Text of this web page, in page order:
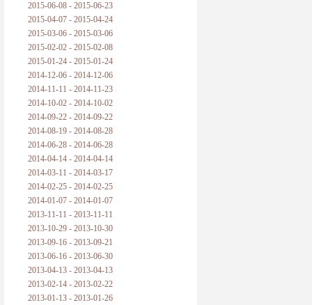
2015-06-08 - 2015-06-23
2015-04-07 - 2015-04-24
2015-03-06 - 2015-03-06
2015-02-02 - 2015-02-08
2015-01-24 - 2015-01-24
2014-12-06 - 2014-12-06
2014-11-11 - 2014-11-23
2014-10-02 - 2014-10-02
2014-09-22 - 2014-09-22
2014-08-19 - 2014-08-28
2014-06-28 - 2014-06-28
2014-04-14 - 2014-04-14
2014-03-11 - 2014-03-17
2014-02-25 - 2014-02-25
2014-01-07 - 2014-01-07
2013-11-11 - 2013-11-11
2013-10-29 - 2013-10-30
2013-09-16 - 2013-09-21
2013-06-16 - 2013-06-30
2013-04-13 - 2013-04-13
2013-02-14 - 2013-02-22
2013-01-13 - 2013-01-26